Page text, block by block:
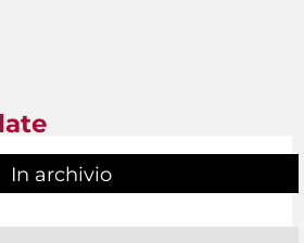
In archivio